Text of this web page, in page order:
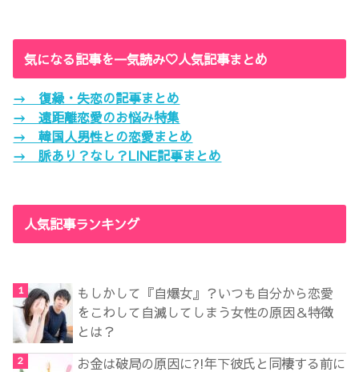
気になる記事を一気読み♡人気記事まとめ
→ 復縁・失恋の記事まとめ
→ 遠距離恋愛のお悩み特集
→ 韓国人男性との恋愛まとめ
→ 脈あり？なし？LINE記事まとめ
人気記事ランキング
もしかして『自爆女』？いつも自分から恋愛
をこわして自滅してしまう女性の原因＆特徴
とは？
お金は破局の原因に?!年下彼氏と同棲する前に